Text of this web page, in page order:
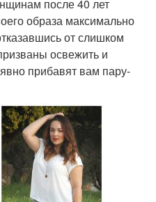
после 40 лет
образа максимально
от слишком
освежить и
прибавят вам пару-